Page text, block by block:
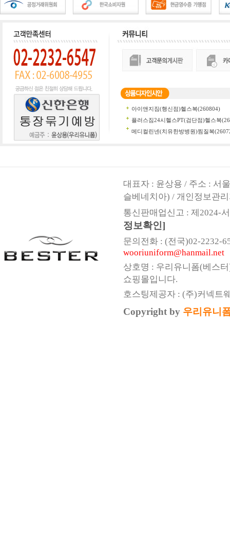
대표자 : 윤상용 / 주소 : 서
슬베네치아) / 개인정보관
통신판매업신고 : 제2024-
정보확인]
문의전화 : (전국)02-2232-
wooriuniform@hanmail.net
상호명 : 우리유니폼(베스
쇼핑몰입니다.
호스팅제공자 : (주)커넥트
Copyright by 우리유니